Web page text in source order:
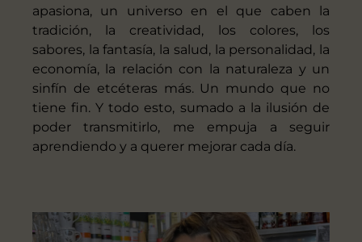
apasiona, un universo en el que caben la
tradición, la creatividad, los colores, los
sabores, la fantasía, la salud, la personalidad, la
economía, la relación con la naturaleza y un
sinfín de etcéteras más. Un mundo que no
tiene fin. Y todo esto, sumado a la ilusión de
poder transmitirlo, me empuja a seguir
aprendiendo y a querer mejorar cada día.